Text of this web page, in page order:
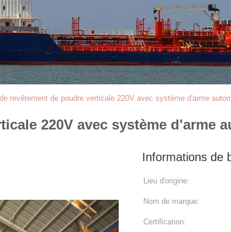
revêtement de poudre verticale 220V avec système d'arme
220V avec système d'arme
Informations de
Lieu d'origine:
Nom de marque:
Certification: